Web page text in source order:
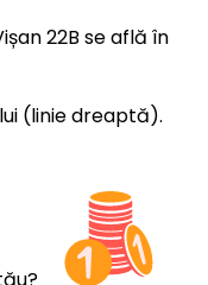
22B se află în
(linie dreaptă).